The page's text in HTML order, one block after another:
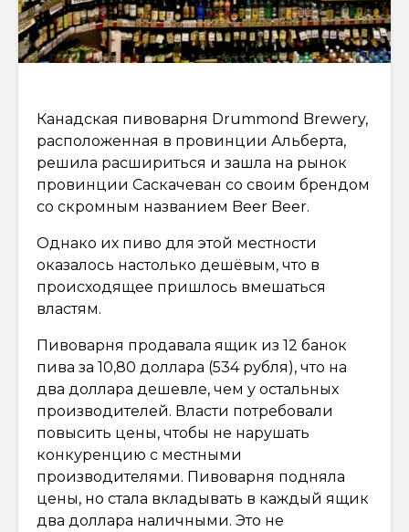
Канадская пивоварня Drummond Brewery,
расположенная в провинции Альберта,
решила расшириться и зашла на рынок
провинции Саскачеван со своим брендом
со скромным названием Beer Beer.
Однако их пиво для этой местности
оказалось настолько дешёвым, что в
происходящее пришлось вмешаться
властям.
Пивоварня продавала ящик из 12 банок
пива за 10,80 доллара (534 рубля), что на
два доллара дешевле, чем у остальных
производителей. Власти потребовали
повысить цены, чтобы не нарушать
конкуренцию с местными
производителями. Пивоварня подняла
цены, но стала вкладывать в каждый ящик
два доллара наличными. Это не